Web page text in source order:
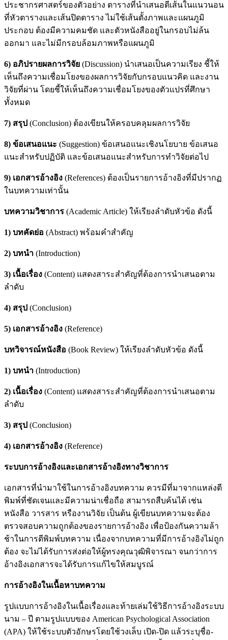
ประชากรศาสตร์ของตัวอย่าง ตารางที่นําเสนอตีเส้นในแนวนอน
ที่หัวตารางและเส้นปิดตาราง ไม่ใช้เส้นตั้งภาพและแผนภูมิ
ประกอบ ต้องมีความคมชัด และตัวหนังสืออยู่ในกรอบไม่ล้น
ออกมา และไม่มีกรอบล้อมภาพหรือแผนภูมิ
6) อภิปรายผลการวิจัย (Discussion) นำเสนอเป็นความเรียง ชี้ให้
เห็นถึงความเชื่อมโยงของผลการวิจัยกับกรอบแนวคิด และงาน
วิจัยที่ผ่าน โดยชี้ให้เห็นถึงความเชื่อมโยงของตัวแปรที่ศึกษา
ทั้งหมด
7) สรุป (Conclusion) ต้องเขียนให้ครอบคลุมผลการวิจัย
8) ข้อเสนอแนะ (Suggestion) ข้อเสนอแนะเชิงนโยบาย ข้อเสนอ
แนะสําหรับปฏิบัติ และข้อเสนอแนะสําหรับการทําวิจัยต่อไป
9) เอกสารอ้างอิง (References) ต้องเป็นรายการอ้างอิงที่มีปรากฏ
ในบทความเท่านั้น
บทความวิชาการ (Academic Article) ให้เรียงลําดับหัวข้อ ดังนี้
1) บทคัดย่อ (Abstract) พร้อมคำสำคัญ
2) บทนํา (Introduction)
3) เนื้อเรื่อง (Content) แสดงสาระสําคัญที่ต้องการนําเสนอตาม
ลำดับ
4) สรุป (Conclusion)
5) เอกสารอ้างอิง (Reference)
บทวิจารณ์หนังสือ (Book Review) ให้เรียงลําดับหัวข้อ ดังนี้
1) บทนํา (Introduction)
2) เนื้อเรื่อง (Content) แสดงสาระสําคัญที่ต้องการนําเสนอตาม
ลำดับ
3) สรุป (Conclusion)
4) เอกสารอ้างอิง (Reference)
ระบบการอ้างอิงและเอกสารอ้างอิงทางวิชาการ
เอกสารที่นํามาใช้ในการอ้างอิงบทความ ควรมีที่มาจากแหล่งตี
พิมพ์ที่ชัดเจนและมีความน่าเชื่อถือ สามารถสืบค้นได้ เช่น
หนังสือ วารสาร หรืองานวิจัย เป็นต้น ผู้เขียนบทความจะต้อง
ตรวจสอบความถูกต้องของรายการอ้างอิง เพื่อป้องกันความล้า
ช้าในการตีพิมพ์บทความ เนื่องจากบทความที่มีการอ้างอิงไม่ถูก
ต้อง จะไม่ได้รับการส่งต่อให้ผู้ทรงคุณวุฒิพิจารณา จนกว่าการ
อ้างอิงเอกสารจะได้รับการแก้ไขให้สมบูรณ์
การอ้างอิงในเนื้อหาบทความ
รูปแบบการอ้างอิงในเนื้อเรื่องและท้ายเล่มใช้วิธีการอ้างอิงระบบ
นาม – ปี ตามรูปแบบของ American Psychological Association
(APA) ให้ใช้ระบบตัวอักษรโดยใช้วงเล็บ เปิด-ปิด แล้วระบุชื่อ-